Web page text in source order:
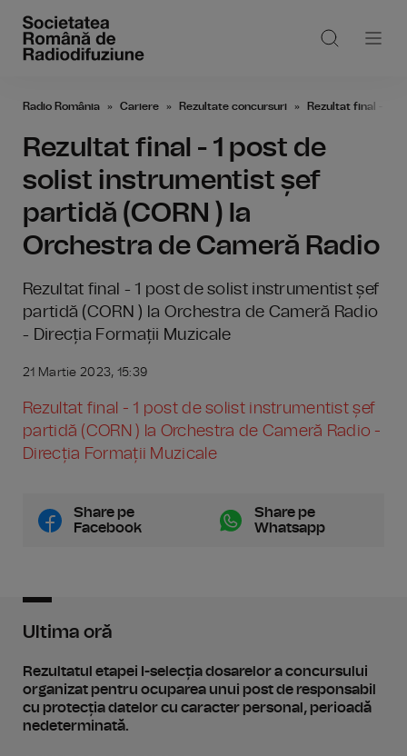
Radio România Cariere Rezultate concursuri Rezultat final - 1
Rezultat final - 1 post de
solist instrumentist șef
partidă (CORN ) la
Orchestra de Cameră Radio
Rezultat final - 1 post de solist instrumentist șef
partidă (CORN ) la Orchestra de Cameră Radio
- Direcția Formații Muzicale
21 Martie 2023, 15:39
Rezultat final - 1 post de solist instrumentist șef
partidă (CORN ) la Orchestra de Cameră Radio -
Direcția Formații Muzicale
Share pe
Facebook
Share pe
Whatsapp
Ultima oră
Rezultatul etapei I-selecția dosarelor a concursului
organizat pentru ocuparea unui post de responsabil
cu protecția datelor cu caracter personal, perioadă
nedeterminată.